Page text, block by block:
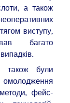
а також
виступу,
багато
також були
фейс-